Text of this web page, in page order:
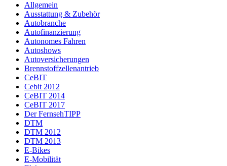
Allgemein
Ausstattung & Zubehör
Autobranche
Autofinanzierung
Autonomes Fahren
Autoshows
Autoversicherungen
Brennstoffzellenantrieb
CeBIT
Cebit 2012
CeBIT 2014
CeBIT 2017
Der FernsehTIPP
DTM
DTM 2012
DTM 2013
E-Bikes
E-Mobilität